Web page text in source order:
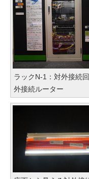
ラックN-1：対外接続
外接続ルーター